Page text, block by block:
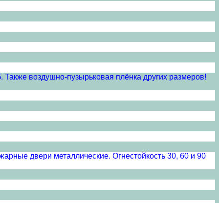
воздушно-пузырьковая плёнка других размеров!
двери металлические. Огнестойкость 30, 60 и 90